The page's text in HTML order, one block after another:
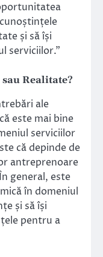
și să își
serviciilor.”
Realitate?
ale
este mai bine
serviciilor
că depinde de
antreprenoare
general, este
în domeniul
și să își
pentru a